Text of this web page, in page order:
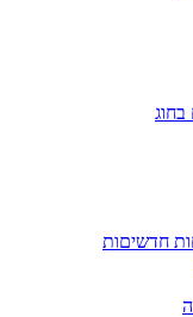
בחוג
חדשיםות